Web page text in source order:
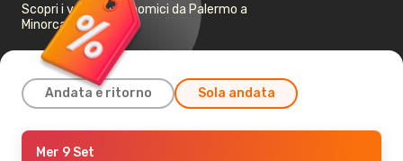
Scopri i voli più economici da Palermo a
Minorca
Andata e ritorno Sola andata
Sab 22 Ago
Mer 9 Set